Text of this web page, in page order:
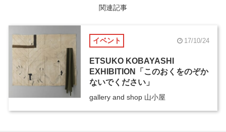
COLUMN
コラム
関連記事
イベント 17/10/24
ETSUKO KOBAYASHI
EXHIBITION「このおくをのぞか
ないでください」
gallery and shop 山小屋